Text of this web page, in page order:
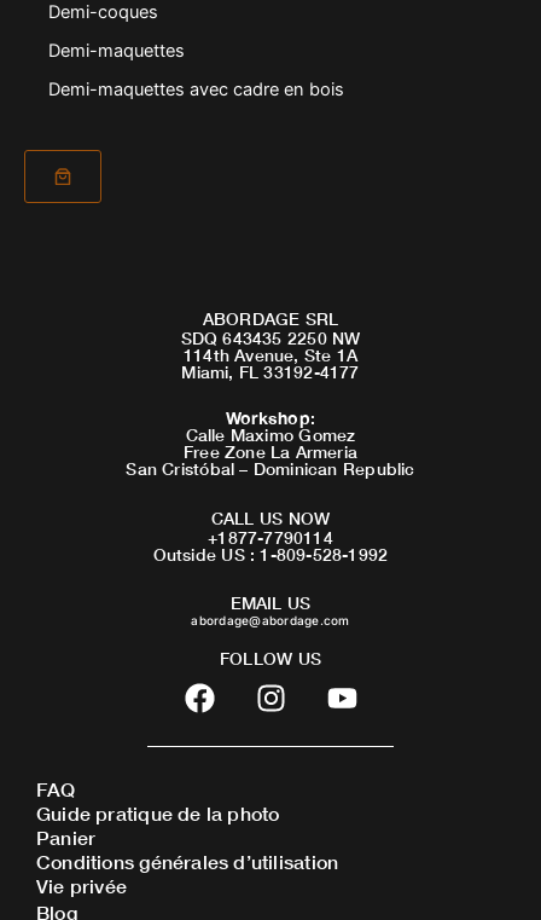
Demi-coques
Demi-maquettes
Demi-maquettes avec cadre en bois
ABORDAGE SRL
SDQ 643435 2250 NW
114th Avenue, Ste 1A
Miami, FL 33192-4177
Workshop:
Calle Maximo Gomez
Free Zone La Armeria
San Cristóbal – Dominican Republic
CALL US NOW
+1877-7790114
Outside US : 1-809-528-1992
EMAIL US
abordage@abordage.com
FOLLOW US
F
a
c
b
o
o
I
n
s
a
g
r
Y
o
u
FAQ
Guide pratique de la photo
Panier
Conditions générales d’utilisation
Vie privée
Blog